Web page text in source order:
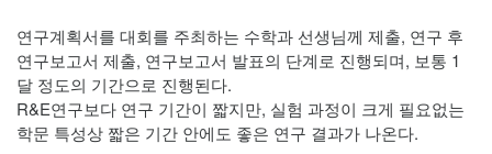
연구계획서를 대회를 주최하는 수학과 선생님께 제출, 연구 후
연구보고서 제출, 연구보고서 발표의 단계로 진행되며, 보통 1
달 정도의 기간으로 진행된다.
R&E연구보다 연구 기간이 짧지만, 실험 과정이 크게 필요없는
학문 특성상 짧은 기간 안에도 좋은 연구 결과가 나온다.